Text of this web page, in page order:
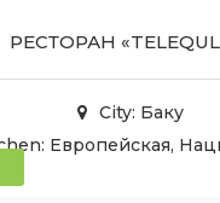
РЕСТОРАН
City: Баку
Европейская,